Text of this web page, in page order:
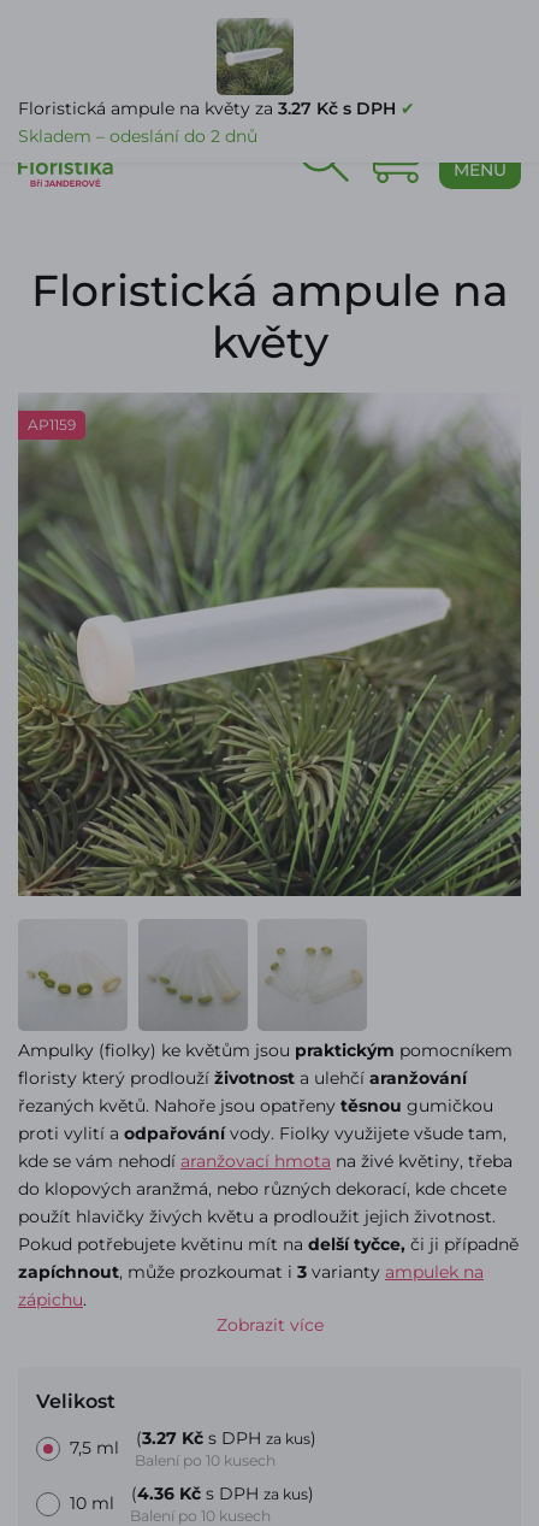
MENU
Floristická ampule na
květy
AP1159
Ampulky (fiolky) ke květům jsou praktickým pomocníkem
floristy který prodlouží životnost a ulehčí aranžování
řezaných květů. Nahoře jsou opatřeny těsnou gumičkou
proti vylití a odpařovánívody. Fiolky využijete všude tam,
kde se vám nehodí aranžovací hmota na živé květiny, třeba
do klopových aranžmá, nebo různých dekorací, kde chcete
použít hlavičky živých květu a prodloužit jejich životnost.
Pokud potřebujete květinu mít na delší tyčce, či ji případně
zapíchnout, může prozkoumat i 3 varianty ampulek na
zápichu.
Zobrazit více
Velikost
7,5 ml (3.27 Kč s DPH za kus)
Balení po 10 kusech
10 ml (4.36 Kč s DPH za kus)
Balení po 10 kusech
Floristická ampule na květy za 3.27 Kč s DPH ✔
Skladem – odeslání do 2 dnů